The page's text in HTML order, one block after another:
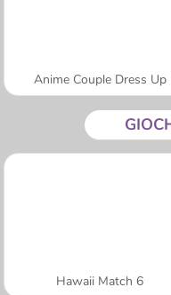
Anime Couple Dress Up
Hawaii Match 6